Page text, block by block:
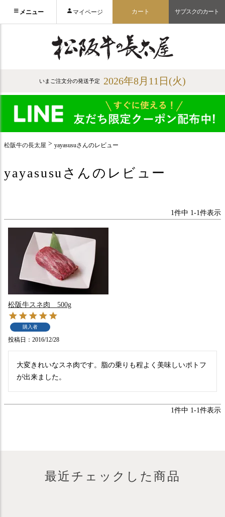
メニュー マイページ カート サブスクのカート
いまご注文分の発送予定 2026年8月11日(火)
松阪牛の長太屋 yayasusuさんのレビュー
yayasusuさんのレビュー
1件中 1-1件表示
松阪牛スネ肉 500g
購入者
投稿日 2016/12/28
大変きれいなスネ肉です。脂の乗りも程よく美味しいポトフ
が出来ました。
1件中 1-1件表示
最近チェックした商品